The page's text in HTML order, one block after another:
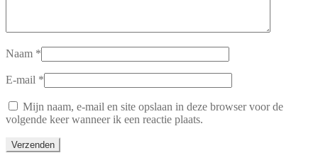
Naam *
E-mail *
Mijn naam, e-mail en site opslaan in deze browser voor de
volgende keer wanneer ik een reactie plaats.